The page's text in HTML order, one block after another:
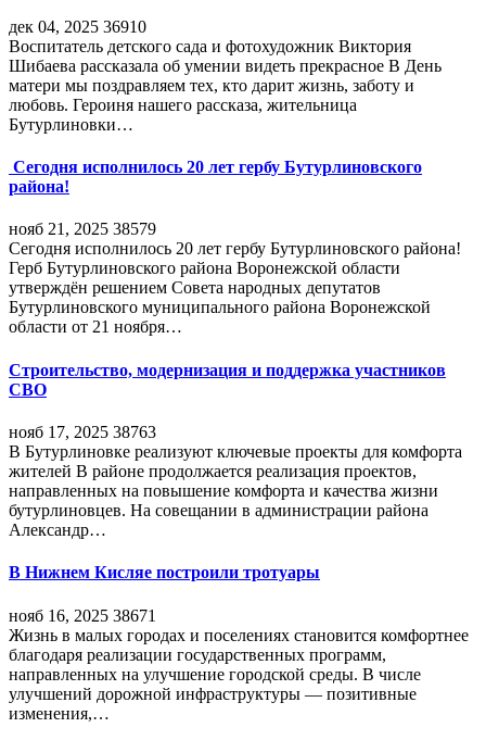
дек 04, 2025 36910
Воспитатель детского сада и фотохудожник Виктория
Шибаева рассказала об умении видеть прекрасное В День
матери мы поздравляем тех, кто дарит жизнь, заботу и
любовь. Героиня нашего рассказа, жительница
Бутурлиновки…
Сегодня исполнилось 20 лет гербу Бутурлиновского
района!
нояб 21, 2025 38579
Сегодня исполнилось 20 лет гербу Бутурлиновского района!
Герб Бутурлиновского района Воронежской области
утверждён решением Совета народных депутатов
Бутурлиновского муниципального района Воронежской
области от 21 ноября…
Строительство, модернизация и поддержка участников
СВО
нояб 17, 2025 38763
В Бутурлиновке реализуют ключевые проекты для комфорта
жителей В районе продолжается реализация проектов,
направленных на повышение комфорта и качества жизни
бутурлиновцев. На совещании в администрации района
Александр…
В Нижнем Кисляе построили тротуары
нояб 16, 2025 38671
Жизнь в малых городах и поселениях становится комфортнее
благодаря реализации государственных программ,
направленных на улучшение городской среды. В числе
улучшений дорожной инфраструктуры — позитивные
изменения,…